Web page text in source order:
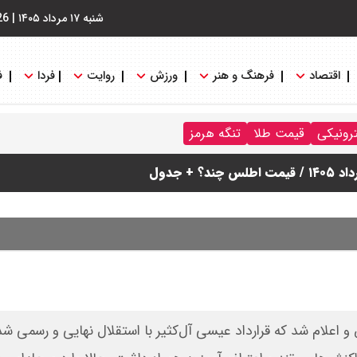
شنبه ۱۷ مرداد ۱۴۰۵ |
اقتصاد فرهنگ و هنر ورزش روایت فردا
قیمت طلا تنگه هرمز
شد که قرارداد عیسی آل‌کثیر با استقلال نهایی و رسمی